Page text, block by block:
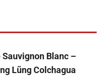
Blanc –
Lũng Colchagua